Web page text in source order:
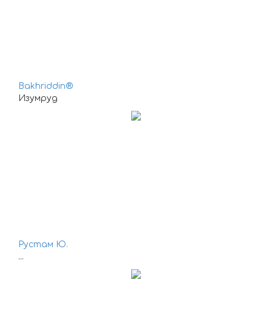
Bakhriddin®
Изумруд
Рустам Ю.
...